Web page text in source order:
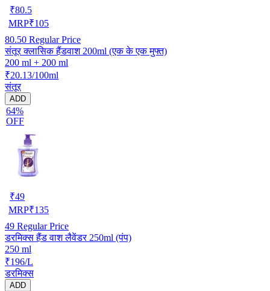
₹80.5
MRP₹105
80.50 Regular Price
संतूर क्लासिक हैंडवाश 200ml (एक के एक मुफ्त)
200 ml + 200 ml
₹20.13/100ml
संतूर
ADD
64%
OFF
₹49
MRP₹135
49 Regular Price
डरमिक्स हैंड वाश लैवेंडर 250ml (पंप)
250 ml
₹196/L
डरमिक्स
ADD